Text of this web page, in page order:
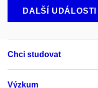
DALŠÍ UDÁLOSTI
Chci studovat
Výzkum